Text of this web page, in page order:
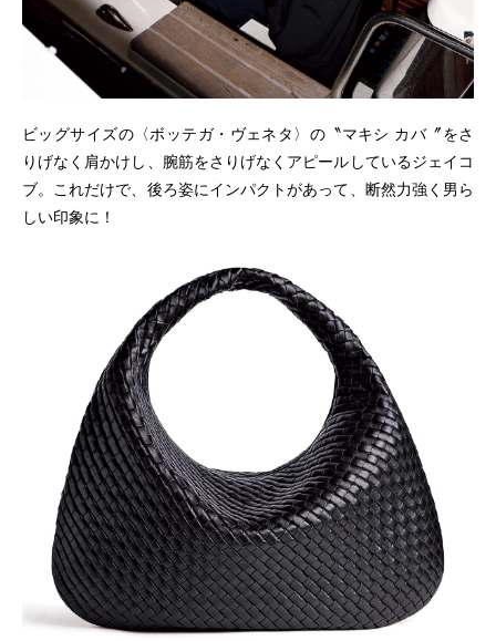
ビッグサイズの〈ボッテガ・ヴェネタ〉の〝マキシ カバ〞をさ
りげなく肩かけし、腕筋をさりげなくアピールしているジェイコ
ブ。これだけで、後ろ姿にインパクトがあって、断然力強く男ら
しい印象に！